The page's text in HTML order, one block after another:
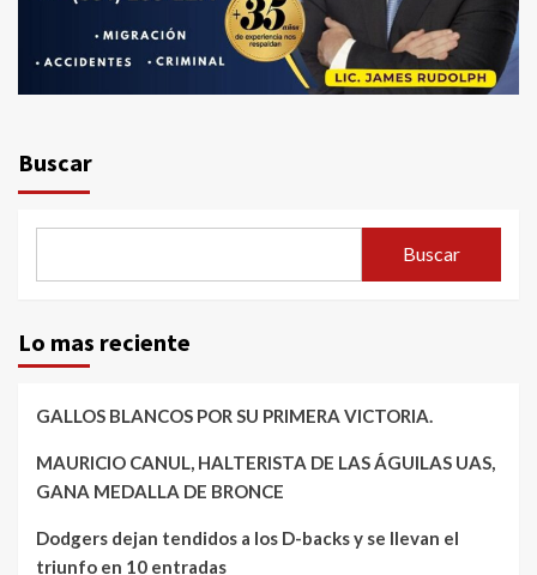
Buscar
Buscar
Lo mas reciente
GALLOS BLANCOS POR SU PRIMERA VICTORIA.
MAURICIO CANUL, HALTERISTA DE LAS ÁGUILAS UAS,
GANA MEDALLA DE BRONCE
Dodgers dejan tendidos a los D-backs y se llevan el
triunfo en 10 entradas